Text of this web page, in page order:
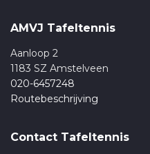
AMVJ Tafeltennis
Aanloop 2
1183 SZ Amstelveen
020-6457248
Routebeschrijving
Contact Tafeltennis